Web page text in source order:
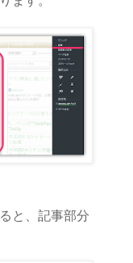
と、記事部分